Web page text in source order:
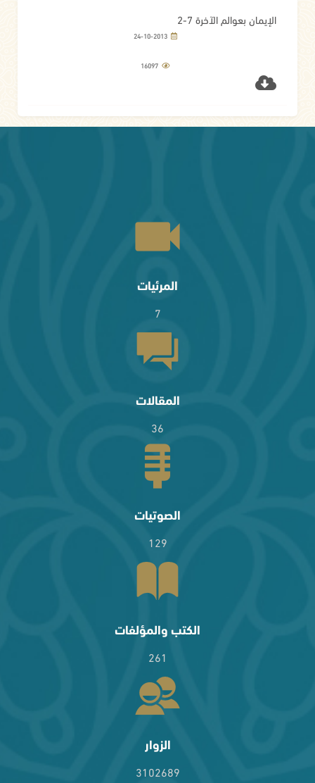
الإيمان بعوالم الآخرة 7-2
24-10-2013
المرئيات
7
المقالات
36
الصوتيات
129
الكتب والمؤلفات
261
الزوار
3102689